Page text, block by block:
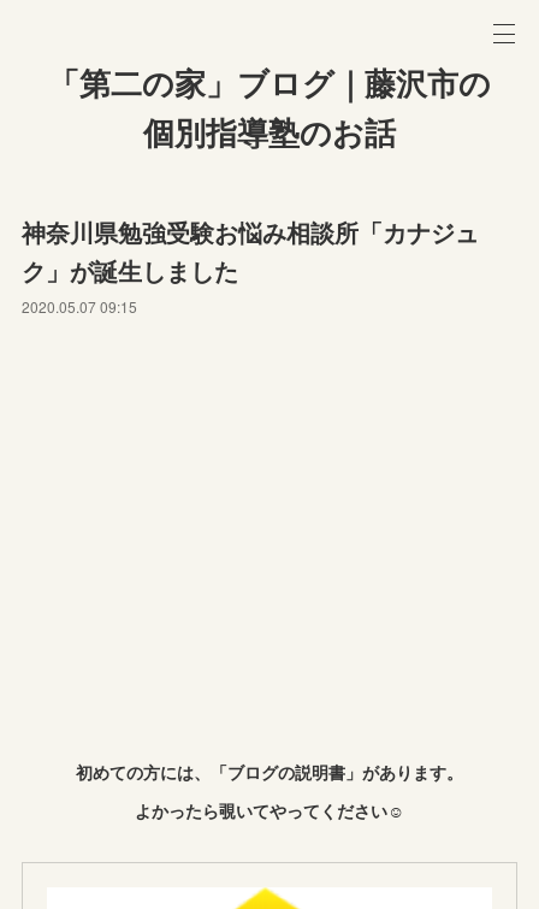
「第二の家」ブログ｜藤沢市の
個別指導塾のお話
神奈川県勉強受験お悩み相談所「カナジュ
ク」が誕生しました
2020.05.07 09:15
初めての方には、「ブログの説明書」があります。
よかったら覗いてやってください☺︎